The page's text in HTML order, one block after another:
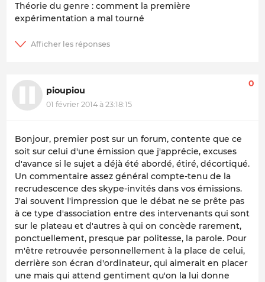
Théorie du genre : comment la première
expérimentation a mal tourné
pioupiou
01 février 2014 à 23:18:15
0
Bonjour, premier post sur un forum, contente que ce
soit sur celui d'une émission que j'apprécie, excuses
d'avance si le sujet a déjà été abordé, étiré, décortiqué.
Un commentaire assez général compte-tenu de la
recrudescence des skype-invités dans vos émissions.
J'ai souvent l'impression que le débat ne se prête pas
à ce type d'association entre des intervenants qui sont
sur le plateau et d'autres à qui on concède rarement,
ponctuellement, presque par politesse, la parole. Pour
m'être retrouvée personnellement à la place de celui,
derrière son écran d'ordinateur, qui aimerait en placer
une mais qui attend gentiment qu'on la lui donne